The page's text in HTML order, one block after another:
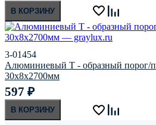
В КОРЗИНУ
3-01454
Алюминиевый Т - образный порог/
30х8х2700мм
597 ₽
В КОРЗИНУ